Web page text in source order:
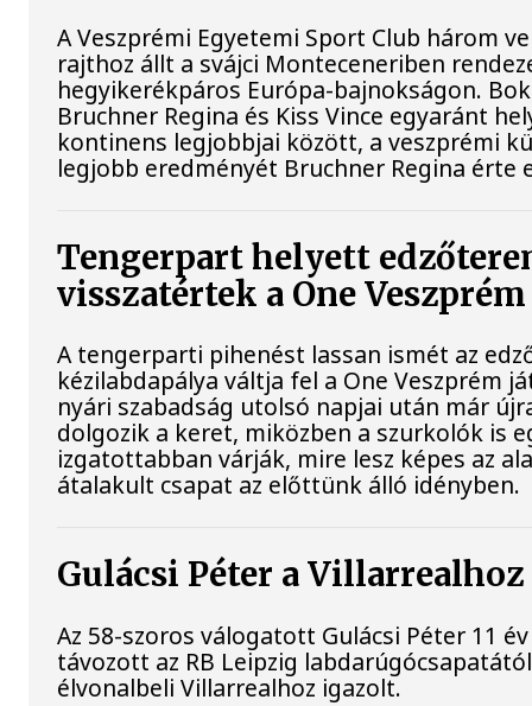
A Veszprémi Egyetemi Sport Club három
rajthoz állt a svájci Monteceneriben
hegyikerékpáros Európa-bajnokságon.
Bruchner Regina és Kiss Vince egyaránt
kontinens legjobbjai között, a veszprémi
legjobb eredményét Bruchner Regina érte
Tengerpart helyett
visszatértek a One
A tengerparti pihenést lassan ismét az
kézilabdapálya váltja fel a One Veszprém
nyári szabadság utolsó napjai után már
dolgozik a keret, miközben a szurkolók is
izgatottabban várják, mire lesz képes az
átalakult csapat az előttünk álló idényben.
Gulácsi Péter a
Az 58-szoros válogatott Gulácsi Péter 11
távozott az RB Leipzig
élvonalbeli Villarrealhoz igazolt.